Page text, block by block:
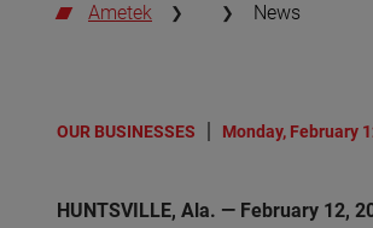
Ametek News
OUR BUSINESSES Monday, February
HUNTSVILLE, Ala. — February 12,